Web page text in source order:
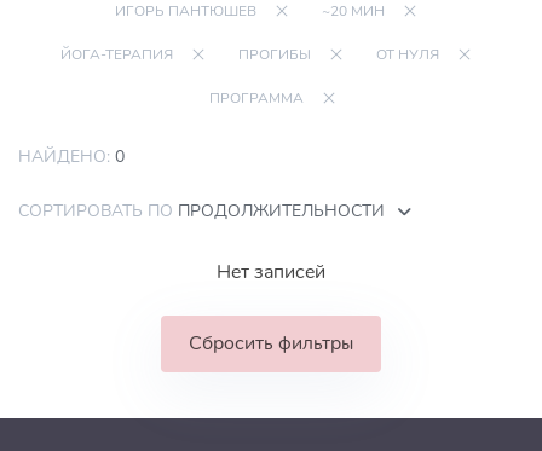
ИГОРЬ ПАНТЮШЕВ ~20 МИН
ЙОГА-ТЕРАПИЯ ПРОГИБЫ ОТ НУЛЯ
ПРОГРАММА
НАЙДЕНО: 0
СОРТИРОВАТЬ ПО ПРОДОЛЖИТЕЛЬНОСТИ
Нет записей
Сбросить фильтры